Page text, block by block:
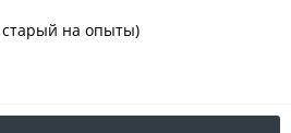
старый на опыты)